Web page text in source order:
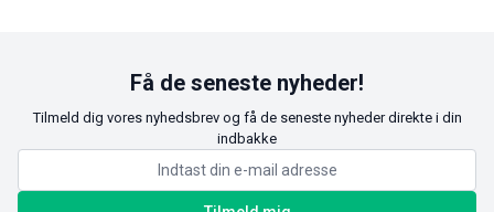
Få de seneste nyheder!
Tilmeld dig vores nyhedsbrev og få de seneste nyheder direkte i din
indbakke